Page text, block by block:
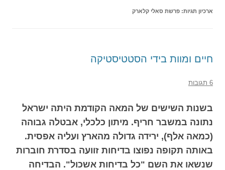
ארכיון תגיות: פרשת סאלי קלארק
חיים ומוות בידי הסטטיסטיקה
6 תגובות
בשנות השישים של המאה הקודמת היתה ישראל
נתונה במשבר חריף. מיתון כלכלי, אבטלה גבוהה
(כמאה אלף), ירידה גדולה מהארץ ועליה אפסית.
באותה תקופה נפוצו בדיחות זוועה בסדרת חוברות
שנשאו את השם "כל בדיחות אשכול". הבדיחה